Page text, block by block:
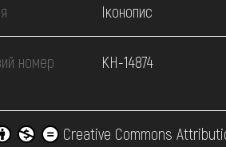
Іконопис
номер КН-14874
Creative Commons